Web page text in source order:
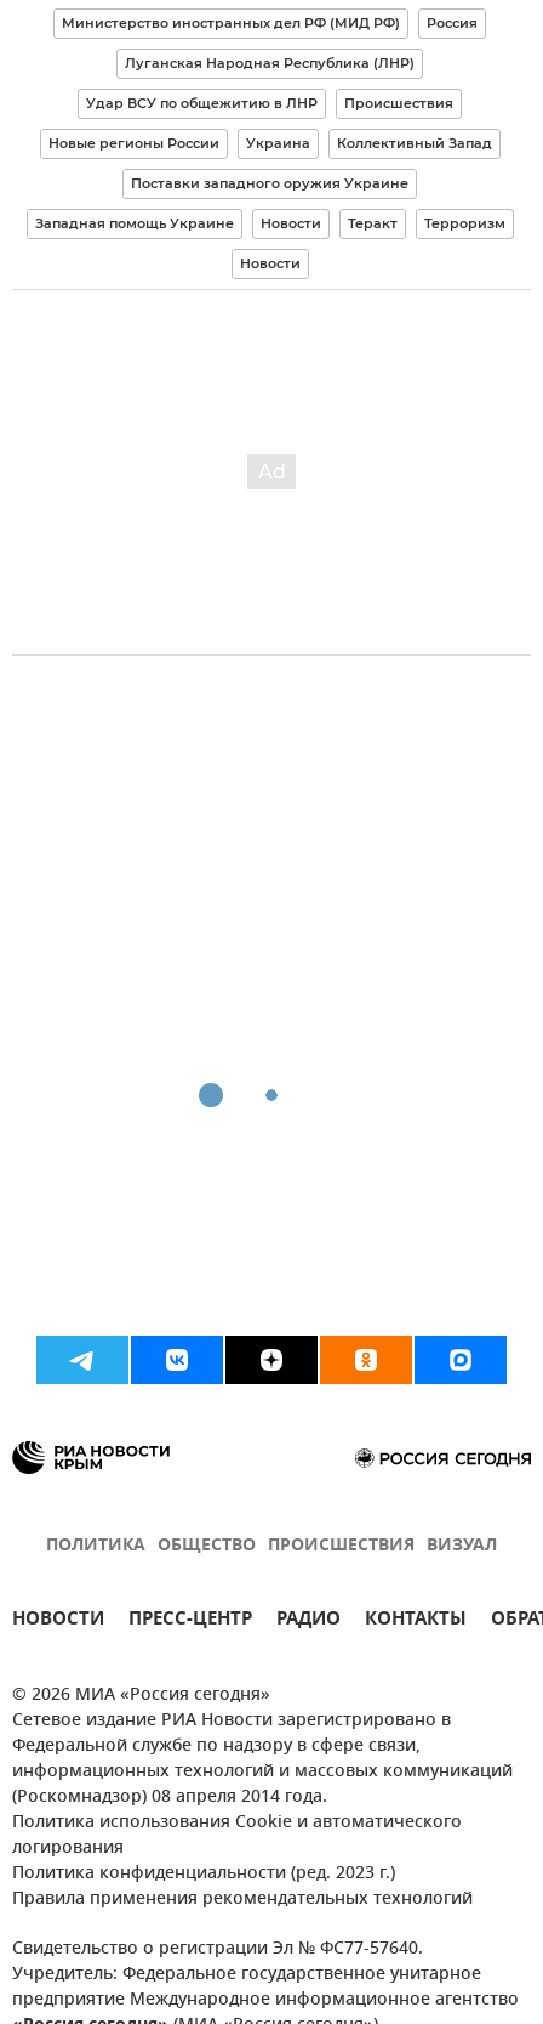
Министерство иностранных дел РФ (МИД РФ) Россия
Луганская Народная Республика (ЛНР)
Удар ВСУ по общежитию в ЛНР Происшествия
Новые регионы России Украина Коллективный Запад
Поставки западного оружия Украине
Западная помощь Украине Новости Теракт Терроризм
Новости
ПОЛИТИКА ОБЩЕСТВО ПРОИСШЕСТВИЯ ВИЗУАЛ
НОВОСТИ ПРЕСС-ЦЕНТР РАДИО КОНТАКТЫ
© 2026 МИА «Россия сегодня»
Сетевое издание РИА Новости зарегистрировано в
Федеральной службе по надзору в сфере связи,
информационных технологий и массовых коммуникаций
(Роскомнадзор) 08 апреля 2014 года.
Политика использования Cookie и автоматического
логирования
Политика конфиденциальности (ред. 2023 г.)
Правила применения рекомендательных технологий
Свидетельство о регистрации Эл № ФС77-57640.
Учредитель: Федеральное государственное унитарное
предприятие Международное информационное агентство